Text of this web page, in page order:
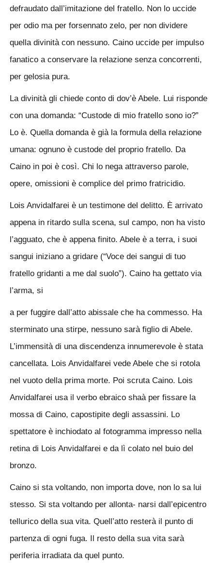
defraudato dall’imitazione del fratello. Non lo uccide
per odio ma per forsennato zelo, per non dividere
quella divinità con nessuno. Caino uccide per impulso
fanatico a conservare la relazione senza concorrenti,
per gelosia pura.
La divinità gli chiede conto di dov’è Abele. Lui risponde
con una domanda: “Custode di mio fratello sono io?”
Lo è. Quella domanda è già la formula della relazione
umana: ognuno è custode del proprio fratello. Da
Caino in poi è così. Chi lo nega attraverso parole,
opere, omissioni è complice del primo fratricidio.
Lois Anvidalfarei è un testimone del delitto. È arrivato
appena in ritardo sulla scena, sul campo, non ha visto
l’agguato, che è appena finito. Abele è a terra, i suoi
sangui iniziano a gridare (“Voce dei sangui di tuo
fratello gridanti a me dal suolo”). Caino ha gettato via
l’arma, si
a per fuggire dall’atto abissale che ha commesso. Ha
sterminato una stirpe, nessuno sarà figlio di Abele.
L’immensità di una discendenza innumerevole è stata
cancellata. Lois Anvidalfarei vede Abele che si rotola
nel vuoto della prima morte. Poi scruta Caino. Lois
Anvidalfarei usa il verbo ebraico shaà per fissare la
mossa di Caino, capostipite degli assassini. Lo
spettatore è inchiodato al fotogramma impresso nella
retina di Lois Anvidalfarei e da lì colato nel buio del
bronzo.
Caino si sta voltando, non importa dove, non lo sa lui
stesso. Si sta voltando per allonta- narsi dall’epicentro
tellurico della sua vita. Quell’atto resterà il punto di
partenza di ogni fuga. Il resto della sua vita sarà
periferia irradiata da quel punto.